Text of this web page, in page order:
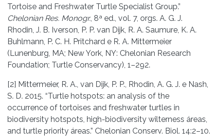
Tortoise and Freshwater Turtle Specialist Group.”
Chelonian Res. Monogr., 8ª ed., vol. 7, orgs. A. G. J.
Rhodin, J. B. Iverson, P. P. van Dijk, R. A. Saumure, K. A.
Buhlmann, P. C. H. Pritchard e R. A. Mittermeier
(Lunenburg, MA; New York, NY: Chelonian Research
Foundation; Turtle Conservancy), 1–292.
[2] Mittermeier, R. A., van Dijk, P. P., Rhodin, A. G. J. e Nash,
S. D. 2015. “Turtle hotspots: an analysis of the
occurrence of tortoises and freshwater turtles in
biodiversity hotspots, high-biodiversity wilterness áreas,
and turtle priority áreas.” Chelonian Conserv. Biol. 14:2–10.